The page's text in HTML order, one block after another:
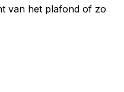
van het plafond of zo